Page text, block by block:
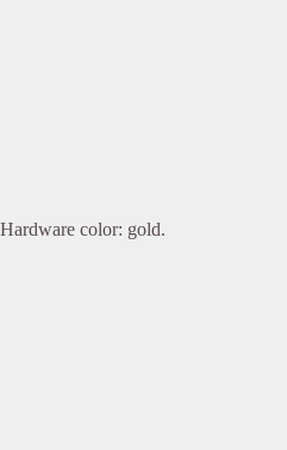
color: gold.